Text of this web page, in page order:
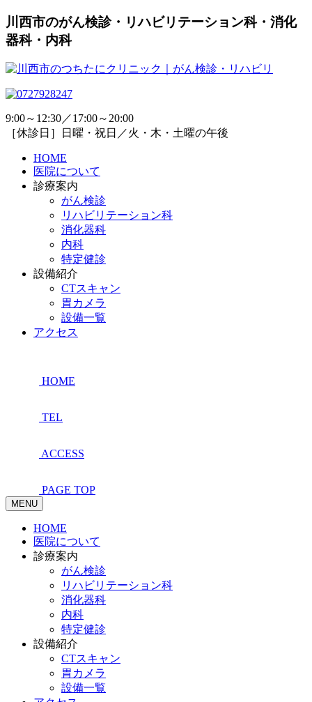
川西市のがん検診・リハビリテーション科・消化
器科・内科
9:00～12:30／17:00～20:00
［休診日］日曜・祝日／火・木・土曜の午後
HOME
医院について
診療案内
がん検診
リハビリテーション科
消化器科
内科
特定健診
設備紹介
CTスキャン
胃カメラ
設備一覧
アクセス
HOME
TEL
ACCESS
PAGE TOP
MENU
HOME
医院について
診療案内
がん検診
リハビリテーション科
消化器科
内科
特定健診
設備紹介
CTスキャン
胃カメラ
設備一覧